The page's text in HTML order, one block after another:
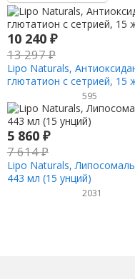
10 240 ₽
13 297₽
Lipo Naturals,
глютатион с сетрией, 15
595
5 860 ₽
7 614₽
Lipo Naturals,
443 мл (15 унций)
2031